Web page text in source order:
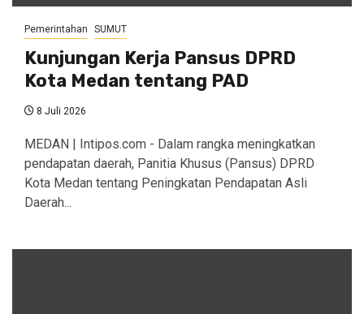
Pemerintahan SUMUT
Kunjungan Kerja Pansus DPRD
Kota Medan tentang PAD
8 Juli 2026
MEDAN | Intipos.com - Dalam rangka meningkatkan
pendapatan daerah, Panitia Khusus (Pansus) DPRD
Kota Medan tentang Peningkatan Pendapatan Asli
Daerah...